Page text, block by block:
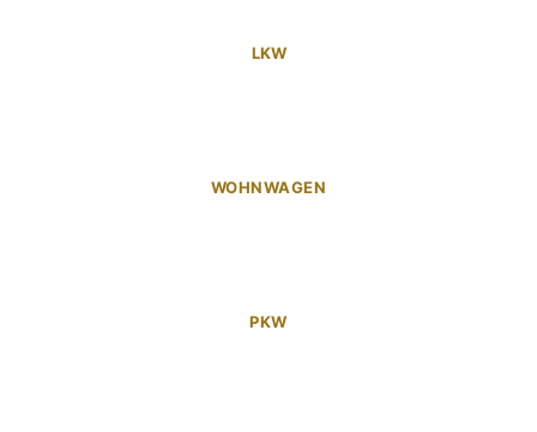
LKW
WOHNWAGEN
PKW